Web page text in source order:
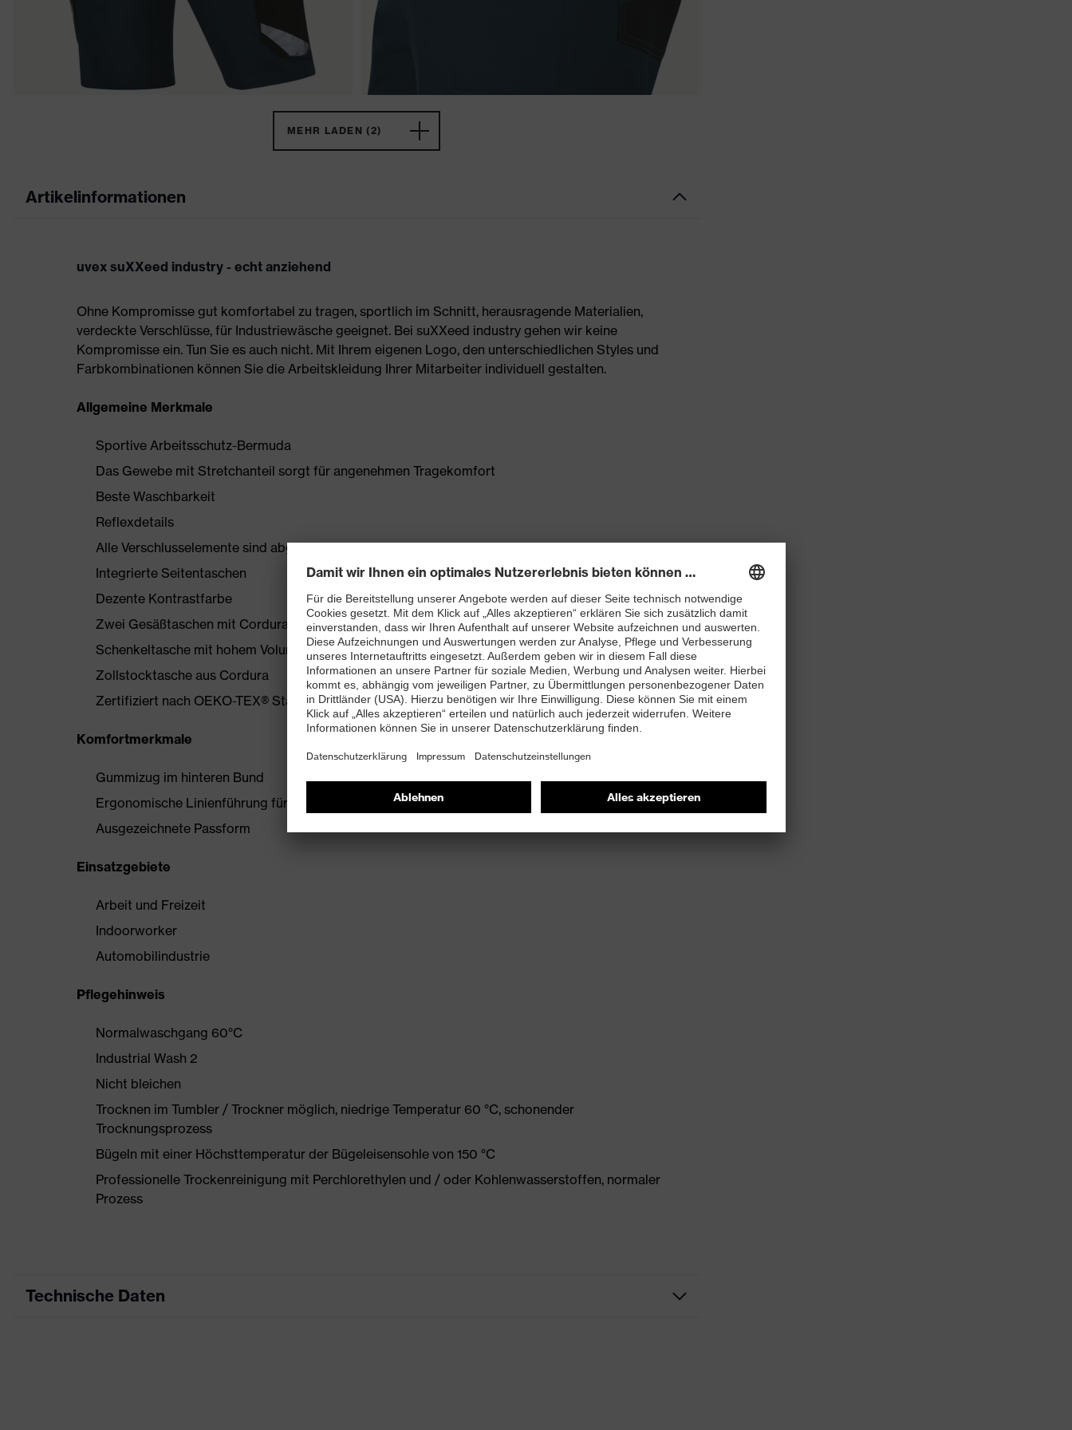
MEHR LADEN (2)
Artikelinformationen
uvex suXXeed industry - echt anziehend
Ohne Kompromisse gut komfortabel zu tragen, sportlich im Schnitt, herausragende Materialien,
verdeckte Verschlüsse, für Industriewäsche geeignet. Bei suXXeed industry gehen wir keine
Kompromisse ein. Tun Sie es auch nicht. Mit Ihrem eigenen Logo, den unterschiedlichen Styles und
Farbkombinationen können Sie die Arbeitskleidung Ihrer Mitarbeiter individuell gestalten.
Allgemeine Merkmale
Sportive Arbeitsschutz-Bermuda
Das Gewebe mit Stretchanteil sorgt für angenehmen Tragekomfort
Beste Waschbarkeit
Reflexdetails
Alle Verschlusselemente sind abgedeckt
Integrierte Seitentaschen
Dezente Kontrastfarbe
Zwei Gesäßtaschen mit Cordura verstärkt
Schenkeltasche mit hohem Volumen und integriertem Handyfach
Zollstocktasche aus Cordura
Zertifiziert nach OEKO-TEX® Standard 100
Komfortmerkmale
Gummizug im hinteren Bund
Ergonomische Linienführung für mehr Bewegungsfreiheit
Ausgezeichnete Passform
Einsatzgebiete
Arbeit und Freizeit
Indoorworker
Automobilindustrie
Pflegehinweis
Normalwaschgang 60°C
Industrial Wash 2
Nicht bleichen
Trocknen im Tumbler / Trockner möglich, niedrige Temperatur 60 °C, schonender
Trocknungsprozess
Bügeln mit einer Höchsttemperatur der Bügeleisensohle von 150 °C
Professionelle Trockenreinigung mit Perchlorethylen und / oder Kohlenwasserstoffen, normaler
Prozess
Technische Daten